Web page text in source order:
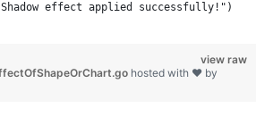
effect applied successfully!")
view raw
hosted with ❤ by